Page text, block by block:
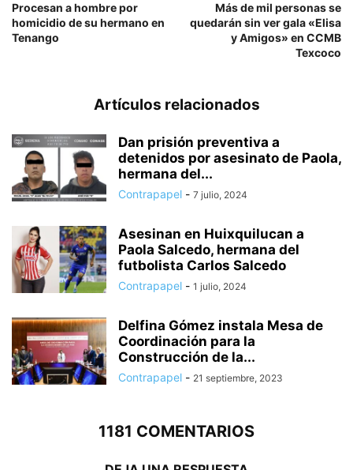
Procesan a hombre por
homicidio de su hermano en
Tenango
Más de mil personas se
quedarán sin ver gala «Elisa
y Amigos» en CCMB
Texcoco
Artículos relacionados
Dan prisión preventiva a
detenidos por asesinato de Paola,
hermana del...
Contrapapel - 7 julio, 2024
Asesinan en Huixquilucan a
Paola Salcedo, hermana del
futbolista Carlos Salcedo
Contrapapel - 1 julio, 2024
Delfina Gómez instala Mesa de
Coordinación para la
Construcción de la...
Contrapapel - 21 septiembre, 2023
1181 COMENTARIOS